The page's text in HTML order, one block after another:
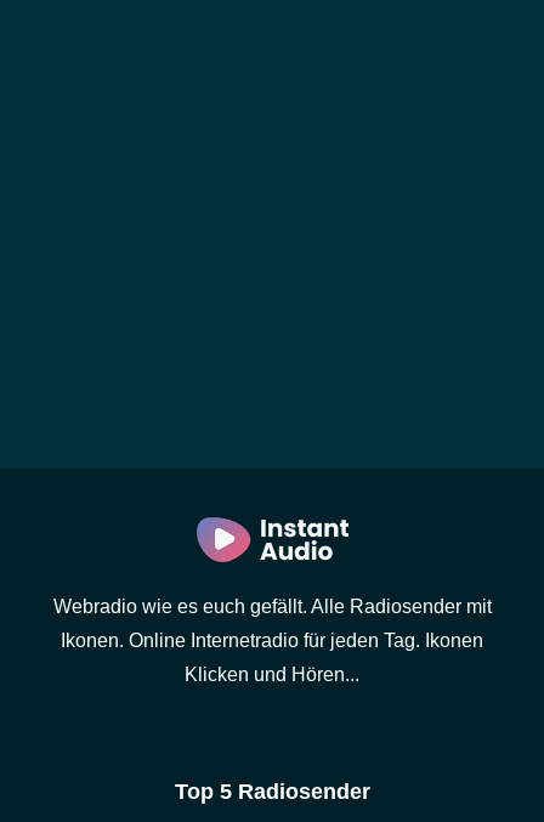
Webradio wie es euch gefällt. Alle Radiosender mit
Ikonen. Online Internetradio für jeden Tag. Ikonen
Klicken und Hören...
Top 5 Radiosender